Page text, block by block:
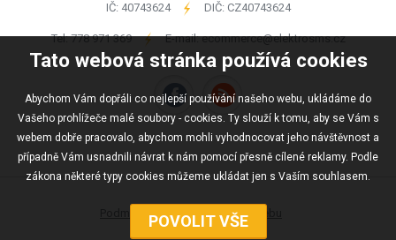
Tato webová stránka používá cookies
Abychom Vám dopřáli co nejlepší používání našeho webu, ukládáme do
Vašeho prohlížeče malé soubory - cookies. Ty slouží k tomu, aby se Vám s
webem dobře pracovalo, abychom mohli vyhodnocovat jeho návštěvnost a
případně Vám usnadnili návrat k nám pomocí přesně cílené reklamy. Podle
zákona některé typy cookies můžeme ukládat jen s Vaším souhlasem.
IČ: 40743624 - DIČ: CZ40743624
Tel:778 971 369 - E-mail:ecommerce@elektrosms.cz
Podmínky užívání Mapa webu